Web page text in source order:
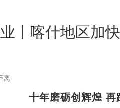
丨喀什地区加
离
十年磨砺创辉煌 再